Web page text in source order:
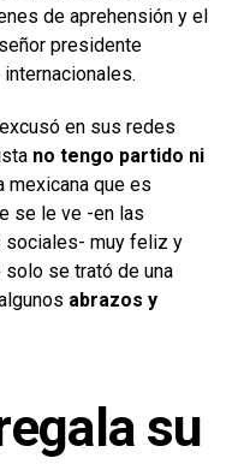
de aprehensión y el
presidente
en sus redes
no tengo partido ni
mexicana que es
se le ve -en las
sociales- muy feliz y
solo se trató de una
abrazos y
su